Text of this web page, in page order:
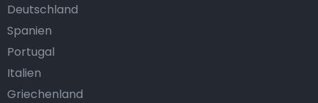
Deutschland
Spanien
Portugal
Italien
Griechenland